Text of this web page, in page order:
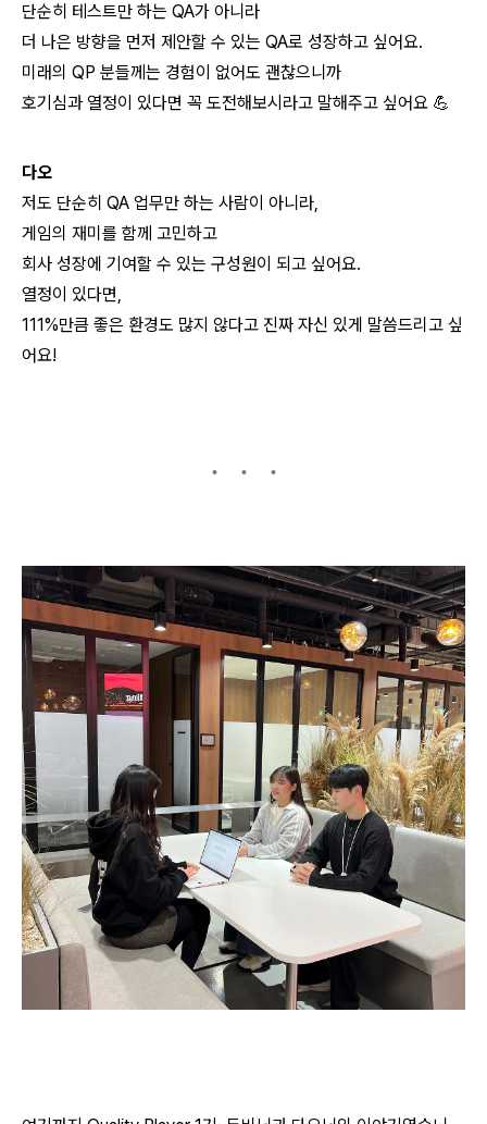
단순히 테스트만 하는 QA가 아니라
더 나은 방향을 먼저 제안할 수 있는 QA로 성장하고 싶어요.
미래의 QP 분들께는 경험이 없어도 괜찮으니까
호기심과 열정이 있다면 꼭 도전해보시라고 말해주고 싶어요 💪
다오
저도 단순히 QA 업무만 하는 사람이 아니라,
게임의 재미를 함께 고민하고
회사 성장에 기여할 수 있는 구성원이 되고 싶어요.
열정이 있다면,
111%만큼 좋은 환경도 많지 않다고 진짜 자신 있게 말씀드리고 싶
어요!